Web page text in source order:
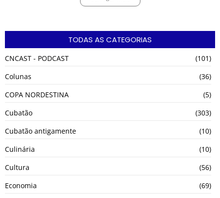
TODAS AS CATEGORIAS
CNCAST - PODCAST
(101)
Colunas
(36)
COPA NORDESTINA
(5)
Cubatão
(303)
Cubatão antigamente
(10)
Culinária
(10)
Cultura
(56)
Economia
(69)